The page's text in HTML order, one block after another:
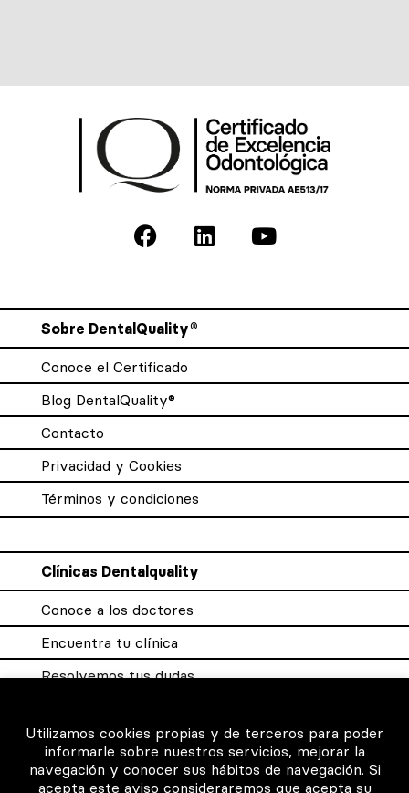
Sobre DentalQuality®
Conoce el Certificado
Blog DentalQuality®
Contacto
Privacidad y Cookies
Términos y condiciones
Clínicas Dentalquality
Conoce a los doctores
Encuentra tu clínica
Resolvemos tus dudas
Para los profesionales
Utilizamos cookies propias y de terceros para poder
informarle sobre nuestros servicios, mejorar la
navegación y conocer sus hábitos de navegación. Si
acepta este aviso consideraremos que acepta su